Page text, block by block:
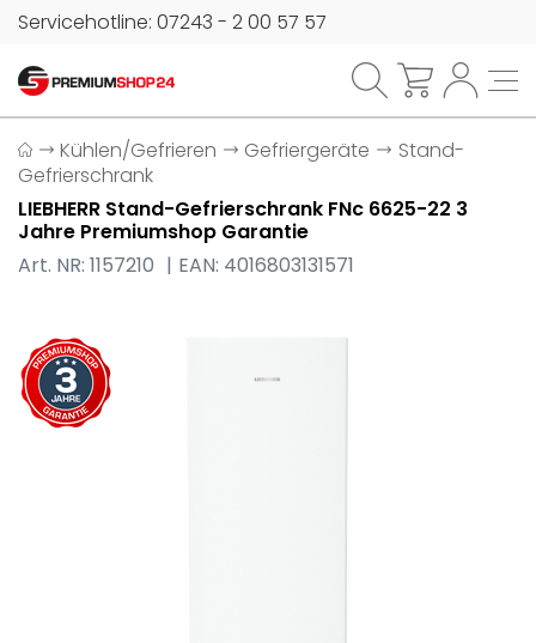
Servicehotline: 07243 - 2 00 57 57
Kühlen/Gefrieren Gefriergeräte
Stand-
Gefrierschrank
LIEBHERR Stand-Gefrierschrank FNc 6625-22 3
Jahre Premiumshop Garantie
Art. NR: 1157210
EAN: 4016803131571